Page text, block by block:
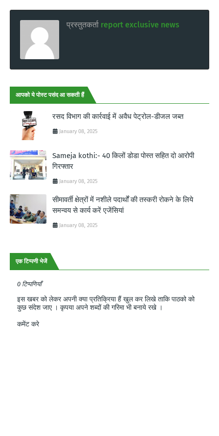
प्रस्तुतकर्ता report exclusive news
आपको ये पोस्ट पसंद आ सकती हैं
रसद विभाग की कार्रवाई में अवैध पेट्रोल-डीजल जब्त
January 08, 2025
Sameja kothi:- 40 किलों डोडा पोस्त सहित दो आरोपी
गिरफ्तार
January 08, 2025
सीमावर्ती क्षेत्रों में नशीले पदार्थों की तस्करी रोकने के लिये
समन्वय से कार्य करें एजेंसियां
January 08, 2025
एक टिप्पणी भेजें
0 टिप्पणियाँ
इस खबर को लेकर अपनी क्या प्रतिक्रिया हैं खुल कर लिखे ताकि पाठको को
कुछ संदेश जाए । कृपया अपने शब्दों की गरिमा भी बनाये रखे ।
कमेंट करे